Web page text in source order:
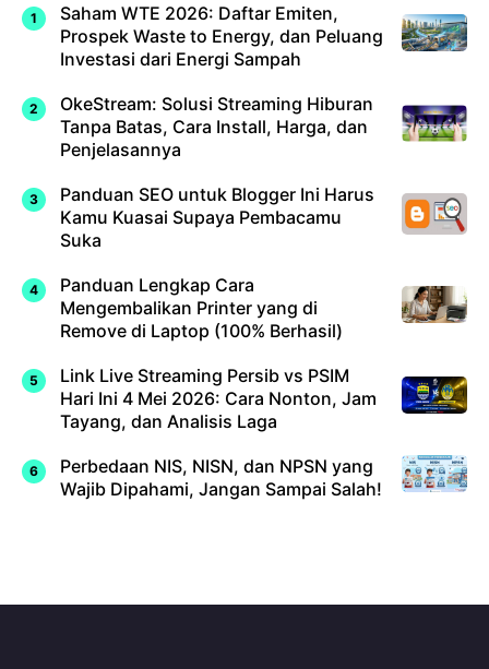
Saham WTE 2026: Daftar Emiten,
Prospek Waste to Energy, dan Peluang
Investasi dari Energi Sampah
OkeStream: Solusi Streaming Hiburan
Tanpa Batas, Cara Install, Harga, dan
Penjelasannya
Panduan SEO untuk Blogger Ini Harus
Kamu Kuasai Supaya Pembacamu
Suka
Panduan Lengkap Cara
Mengembalikan Printer yang di
Remove di Laptop (100% Berhasil)
Link Live Streaming Persib vs PSIM
Hari Ini 4 Mei 2026: Cara Nonton, Jam
Tayang, dan Analisis Laga
Perbedaan NIS, NISN, dan NPSN yang
Wajib Dipahami, Jangan Sampai Salah!